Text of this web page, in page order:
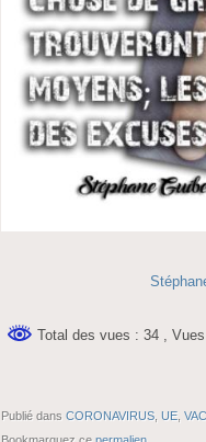
Total des vues : 34 ,
Publié dans CORONAVIRUS UE